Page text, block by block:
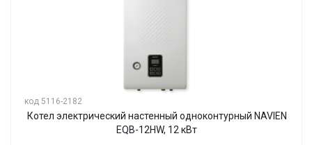
код 5116-2182
Котел электрический настенный одноконтурный NAVIEN
EQB-12HW, 12 кВт